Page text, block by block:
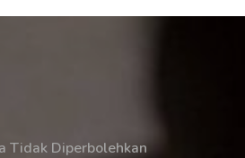
Tidak Diperbolehkan